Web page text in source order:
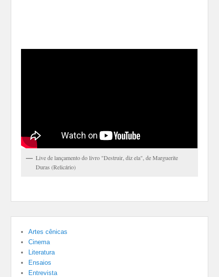
Live de lançamento do livro "Destruir, diz ela", de Marguerite
Duras (Relicário)
Artes cênicas
Cinema
Literatura
Ensaios
Entrevista